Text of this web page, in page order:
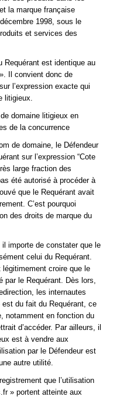
la marque française
1998, sous le
et services des
Requérant est identique au
Il convient donc de
l’expression exacte qui
litigieux.
domaine litigieux en
de la concurrence
de domaine, le Défendeur
sur l’expression “Cote
large fraction des
été autorisé à procéder à
que le Requérant avait
C’est pourquoi
des droits de marque du
importe de constater que le
celui du Requérant.
croire que le
par le Requérant. Dès lors,
les internautes
est du fait du Requérant, ce
notamment en fonction du
d’accéder. Par ailleurs, il
est à vendre aux
par le Défendeur est
autre utilité.
que l’utilisation
» portent atteinte aux